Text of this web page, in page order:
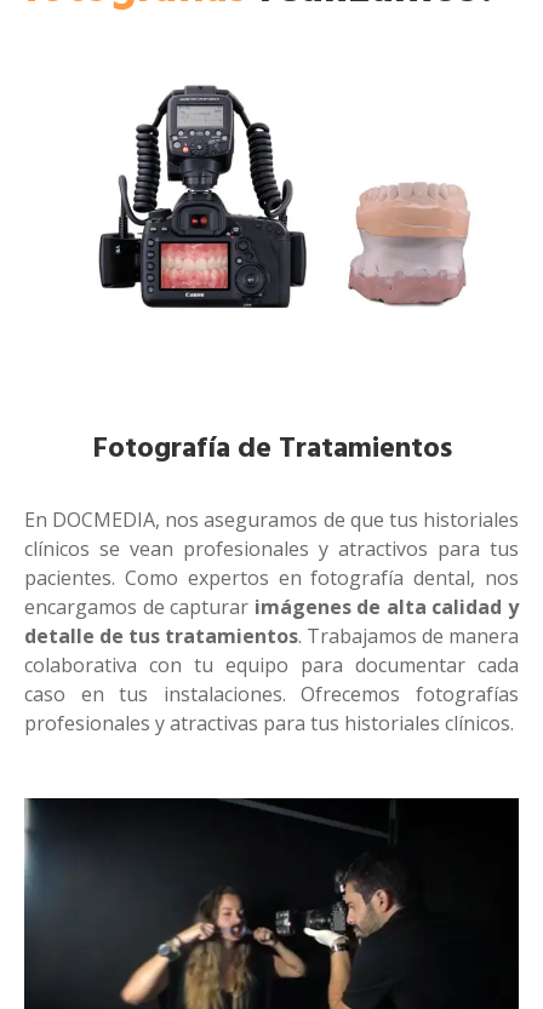
Fotografía de Tratamientos
En DOCMEDIA, nos aseguramos de que tus historiales
clínicos se vean profesionales y atractivos para tus
pacientes. Como expertos en fotografía dental, nos
encargamos de capturar imágenes de alta calidad y
detalle de tus tratamientos. Trabajamos de manera
colaborativa con tu equipo para documentar cada
caso en tus instalaciones. Ofrecemos fotografías
profesionales y atractivas para tus historiales clínicos.